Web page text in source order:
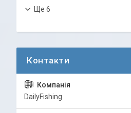
Ще 6
DailyFishing